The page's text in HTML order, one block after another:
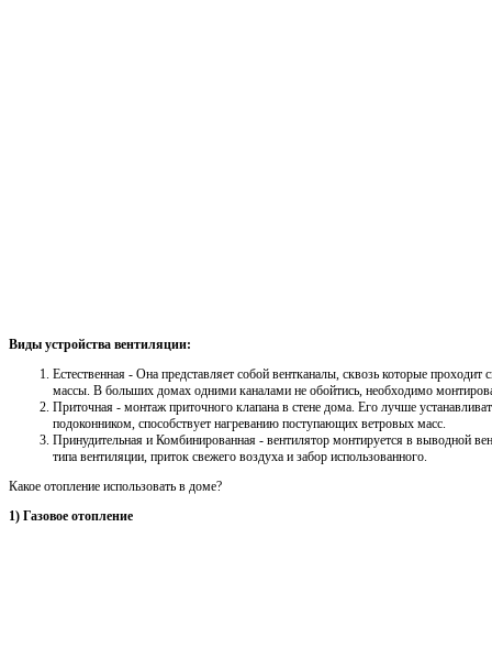
Виды устройства вентиляции:
Естественная - Она представляет собой вентканалы, сквозь которые
массы. В больших домах одними каналами не обойтись, необходимо
Приточная - монтаж приточного клапана в стене дома. Его лучше
подоконником, способствует нагреванию поступающих ветровых масс.
Принудительная и Комбинированная - вентилятор монтируется в выводной
типа вентиляции, приток свежего воздуха и забор использованного.
Какое отопление использовать в доме?
1) Газовое отопление